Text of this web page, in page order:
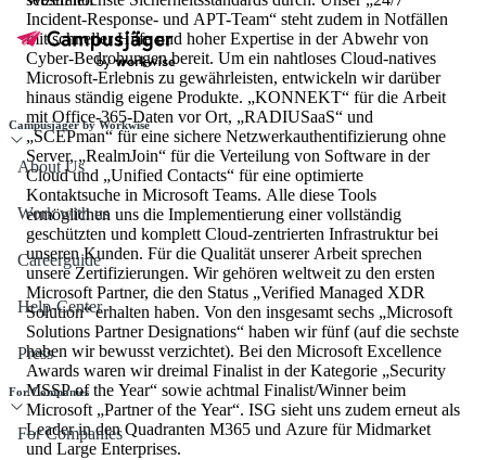
Incident-Response- und APT-Team“ steht zudem in Notfällen
mit schneller Hilfe und hoher Expertise in der Abwehr von
Cyber-Bedrohungen bereit. Um ein nahtloses Cloud-natives
Microsoft-Erlebnis zu gewährleisten, entwickeln wir darüber
hinaus ständig eigene Produkte. „KONNEKT“ für die Arbeit
mit Office-365-Daten vor Ort, „RADIUSaaS“ und
„SCEPman“ für eine sichere Netzwerkauthentifizierung ohne
Server, „RealmJoin“ für die Verteilung von Software in der
Cloud und „Unified Contacts“ für eine optimierte
Kontaktsuche in Microsoft Teams. Alle diese Tools
ermöglichen uns die Implementierung einer vollständig
geschützten und komplett Cloud-zentrierten Infrastruktur bei
unseren Kunden. Für die Qualität unserer Arbeit sprechen
unsere Zertifizierungen. Wir gehören weltweit zu den ersten
Microsoft Partner, die den Status „Verified Managed XDR
Solution“ erhalten haben. Von den insgesamt sechs „Microsoft
Solutions Partner Designations“ haben wir fünf (auf die sechste
haben wir bewusst verzichtet). Bei den Microsoft Excellence
Awards waren wir dreimal Finalist in der Kategorie „Security
MSSP of the Year“ sowie achtmal Finalist/Winner beim
Microsoft „Partner of the Year“. ISG sieht uns zudem erneut als
Leader in den Quadranten M365 und Azure für Midmarket
und Large Enterprises.
Campusjäger by Workwise
About Us
Work with us
Careerguide
Help-Center
Press
For Companies
For Companies